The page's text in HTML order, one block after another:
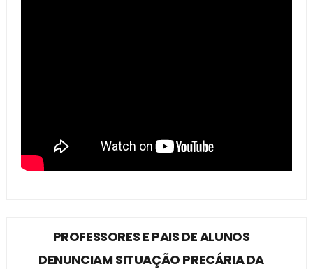
PROFESSORES E PAIS DE ALUNOS
DENUNCIAM SITUAÇÃO PRECÁRIA DA